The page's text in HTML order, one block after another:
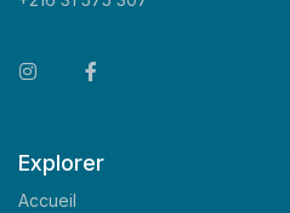
Explorer
Accueil